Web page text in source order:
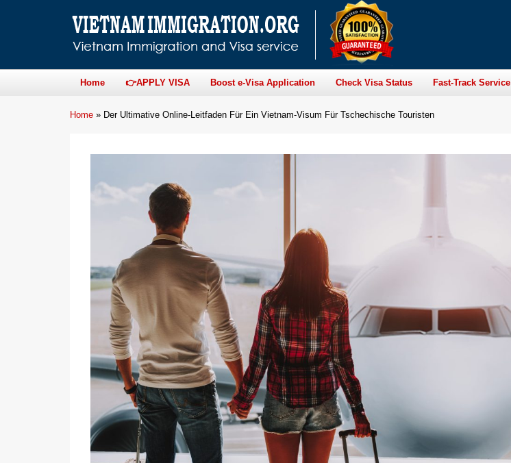
Home 👉APPLY VISA Boost e-Visa Application Check Visa Status Fast-Track Service
Home » Der Ultimative Online-Leitfaden Für Ein Vietnam-Visum Für Tschechische Touristen